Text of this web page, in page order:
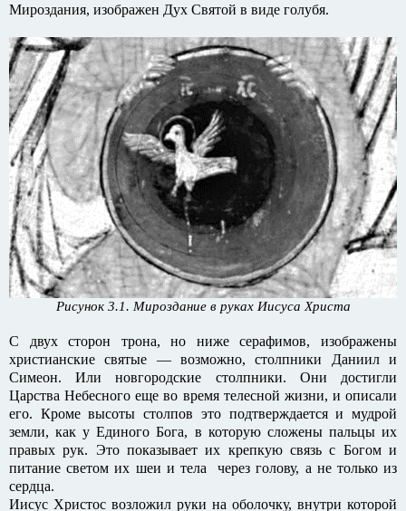
Мироздания, изображен Дух Святой в виде голубя.
Рисунок 3.1. Мироздание в руках Иисуса Христа
С двух сторон трона, но ниже серафимов, изображены
христианские святые — возможно, столпники Даниил и
Симеон. Или новгородские столпники. Они достигли
Царства Небесного еще во время телесной жизни, и описали
его. Кроме высоты столпов это подтверждается и мудрой
земли, как у Единого Бога, в которую сложены пальцы их
правых рук. Это показывает их крепкую связь с Богом и
питание светом их шеи и тела через голову, а не только из
сердца.
Иисус Христос возложил руки на оболочку, внутри которой